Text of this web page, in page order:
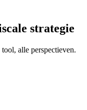
strategie
alle perspectieven.